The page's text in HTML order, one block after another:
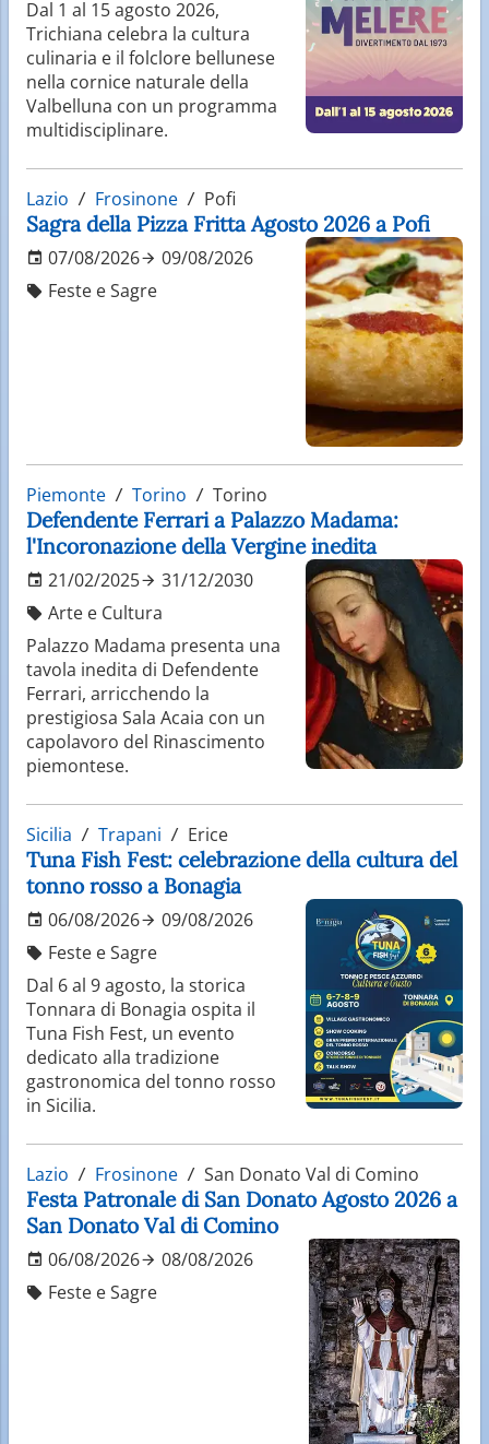
Dal 1 al 15 agosto 2026,
Trichiana celebra la cultura
culinaria e il folclore bellunese
nella cornice naturale della
Valbelluna con un programma
multidisciplinare.
Lazio Frosinone Pofi
Sagra della Pizza Fritta Agosto 2026 a Pofi
07/08/2026
09/08/2026
Feste e Sagre
Piemonte Torino Torino
Defendente Ferrari a Palazzo Madama:
l'Incoronazione della Vergine inedita
21/02/2025
31/12/2030
Arte e Cultura
Palazzo Madama presenta una
tavola inedita di Defendente
Ferrari, arricchendo la
prestigiosa Sala Acaia con un
capolavoro del Rinascimento
piemontese.
Sicilia Trapani Erice
Tuna Fish Fest: celebrazione della cultura del
tonno rosso a Bonagia
06/08/2026
09/08/2026
Feste e Sagre
Dal 6 al 9 agosto, la storica
Tonnara di Bonagia ospita il
Tuna Fish Fest, un evento
dedicato alla tradizione
gastronomica del tonno rosso
in Sicilia.
Lazio Frosinone San Donato Val di Comino
Festa Patronale di San Donato Agosto 2026 a
San Donato Val di Comino
06/08/2026
08/08/2026
Feste e Sagre